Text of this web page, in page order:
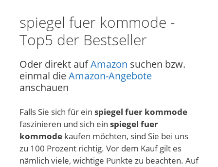
spiegel fuer kommode -
Top5 der Bestseller
Oder direkt aufAmazon suchen bzw.
einmal dieAmazon-Angebote
anschauen
Falls Sie sich für ein spiegel fuer kommode
faszinieren und sich ein spiegel fuer
kommode kaufen möchten, sind Sie bei uns
zu 100 Prozent richtig. Vor dem Kauf gilt es
nämlich viele, wichtige Punkte zu beachten. Auf